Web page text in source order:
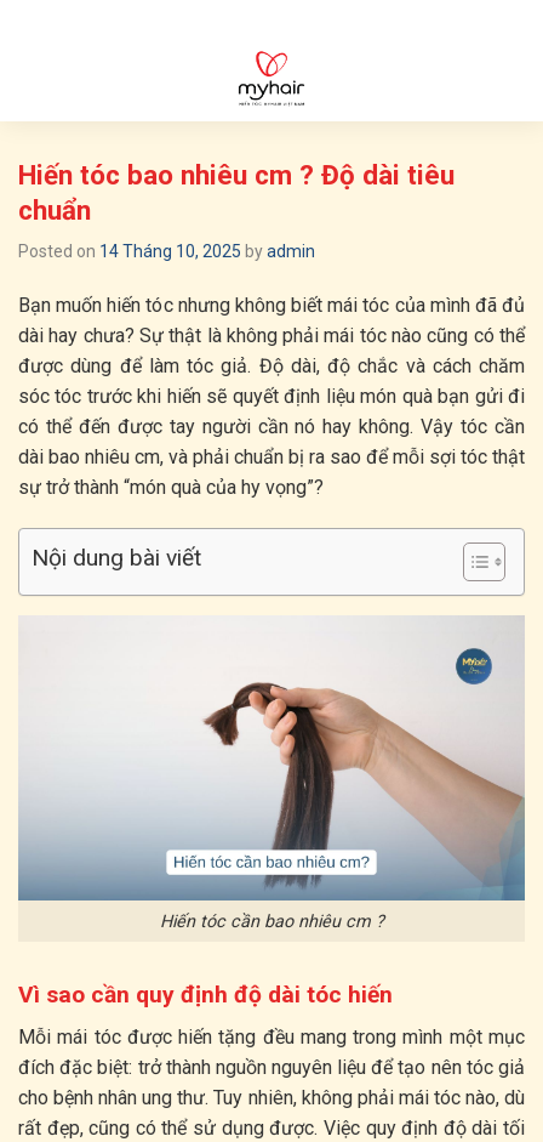
Hiến tóc bao nhiêu cm ? Độ dài tiêu
chuẩn
Posted on 14 Tháng 10, 2025 byadmin
Bạn muốn hiến tóc nhưng không biết mái tóc của mình đã đủ
dài hay chưa? Sự thật là không phải mái tóc nào cũng có thể
được dùng để làm tóc giả. Độ dài, độ chắc và cách chăm
sóc tóc trước khi hiến sẽ quyết định liệu món quà bạn gửi đi
có thể đến được tay người cần nó hay không. Vậy tóc cần
dài bao nhiêu cm, và phải chuẩn bị ra sao để mỗi sợi tóc thật
sự trở thành “món quà của hy vọng”?
Nội dung bài viết
Hiến tóc cần bao nhiêu cm ?
Vì sao cần quy định độ dài tóc hiến
Mỗi mái tóc được hiến tặng đều mang trong mình một mục
đích đặc biệt: trở thành nguồn nguyên liệu để tạo nên tóc giả
cho bệnh nhân ung thư. Tuy nhiên, không phải mái tóc nào, dù
rất đẹp, cũng có thể sử dụng được. Việc quy định độ dài tối